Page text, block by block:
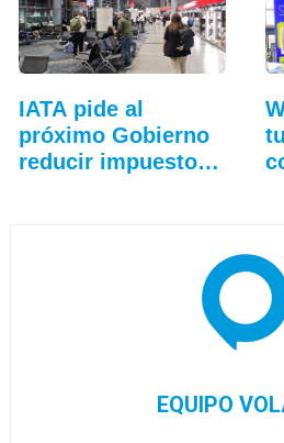
IATA pide al
próximo Gobierno
reducir impuestos
EQUIPO